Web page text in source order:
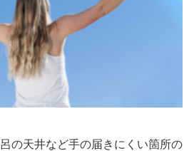
の天井など手の届きにくい箇所の